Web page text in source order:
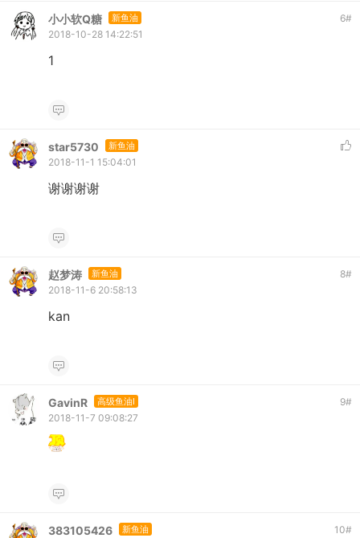
小小软Q糖 新鱼油 6#
2018-10-28 14:22:51
1
star5730 新鱼油
2018-11-1 15:04:01
谢谢谢谢
赵梦涛 新鱼油 8#
2018-11-6 20:58:13
kan
GavinR 高级鱼油I 9#
2018-11-7 09:08:27
383105426 新鱼油 10#